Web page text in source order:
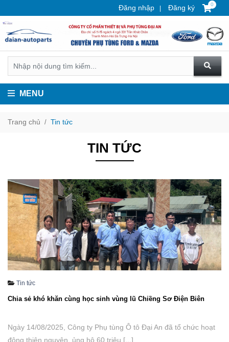
Đăng nhập Đăng ký 0
MENU
Trang chủ Tin tức
TIN TỨC
Tin tức
Chia sẻ khó khăn cùng học sinh vùng lũ Chiềng Sơ Điện Biên
Ngày 14/08/2025, Công ty Phụ tùng Ô tô Đại An đã tổ chức hoạt
động thiện nguyện, ủng hộ 60 triệu [...]